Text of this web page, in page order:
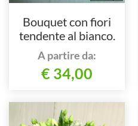
Bouquet con fiori
tendente al bianco.
A partire da:
€ 34,00